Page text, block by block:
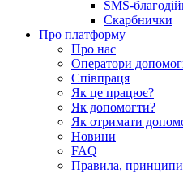
SMS-
Скарбнички
Про платформу
Про нас
Оператори
Співпраця
Як це працює?
Як допомогти?
Як отримати
Новини
FAQ
Правила,